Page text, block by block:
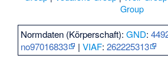
Group
Normdaten (Körperschaft):GND:
no97016833
|VIAF:262225313